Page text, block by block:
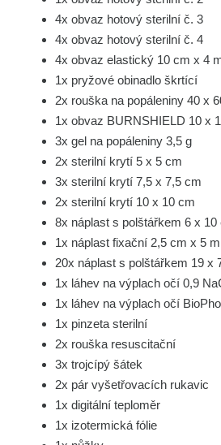
4x obvaz hotový sterilní č. 3
4x obvaz hotový sterilní č. 4
4x obvaz elastický 10 cm x 4
1x pryžové obinadlo škrtící
2x rouška na popáleniny 40 x
1x obvaz BURNSHIELD 10 x
3x gel na popáleniny 3,5 g
2x sterilní krytí 5 x 5 cm
3x sterilní krytí 7,5 x 7,5 cm
2x sterilní krytí 10 x 10 cm
8x náplast s polštářkem 6 x 10
1x náplast fixační 2,5 cm x 5 m
20x náplast s polštářkem 19 x
1x láhev na výplach očí 0,9
1x láhev na výplach očí
1x pinzeta sterilní
2x rouška resuscitační
3x trojcípý šátek
2x pár vyšetřovacích rukavic
1x digitální teploměr
1x izotermická fólie